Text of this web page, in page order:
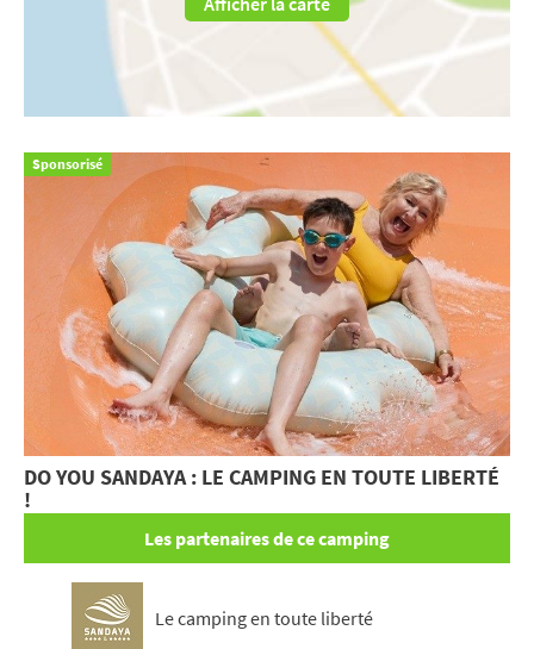
Sponsorisé
DO YOU SANDAYA : LE CAMPING EN TOUTE LIBERTÉ
!
Les partenaires de ce camping
Le camping en toute liberté